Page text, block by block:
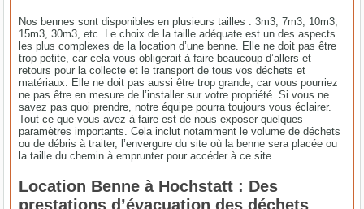
Nos bennes sont disponibles en plusieurs tailles : 3m3, 7m3, 10m3,
15m3, 30m3, etc. Le choix de la taille adéquate est un des aspects
les plus complexes de la location d’une benne. Elle ne doit pas être
trop petite, car cela vous obligerait à faire beaucoup d’allers et
retours pour la collecte et le transport de tous vos déchets et
matériaux. Elle ne doit pas aussi être trop grande, car vous pourriez
ne pas être en mesure de l’installer sur votre propriété. Si vous ne
savez pas quoi prendre, notre équipe pourra toujours vous éclairer.
Tout ce que vous avez à faire est de nous exposer quelques
paramètres importants. Cela inclut notamment le volume de déchets
ou de débris à traiter, l’envergure du site où la benne sera placée ou
la taille du chemin à emprunter pour accéder à ce site.
Location Benne à Hochstatt : Des
prestations d’évacuation des déchets